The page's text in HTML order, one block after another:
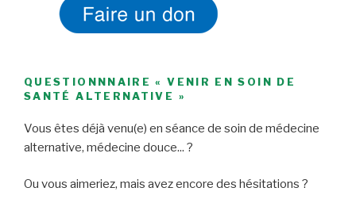
QUESTIONNNAIRE « VENIR EN SOIN DE
SANTÉ ALTERNATIVE »
Vous êtes déjà venu(e) en séance de soin de médecine
alternative, médecine douce... ?
Ou vous aimeriez, mais avez encore des hésitations ?